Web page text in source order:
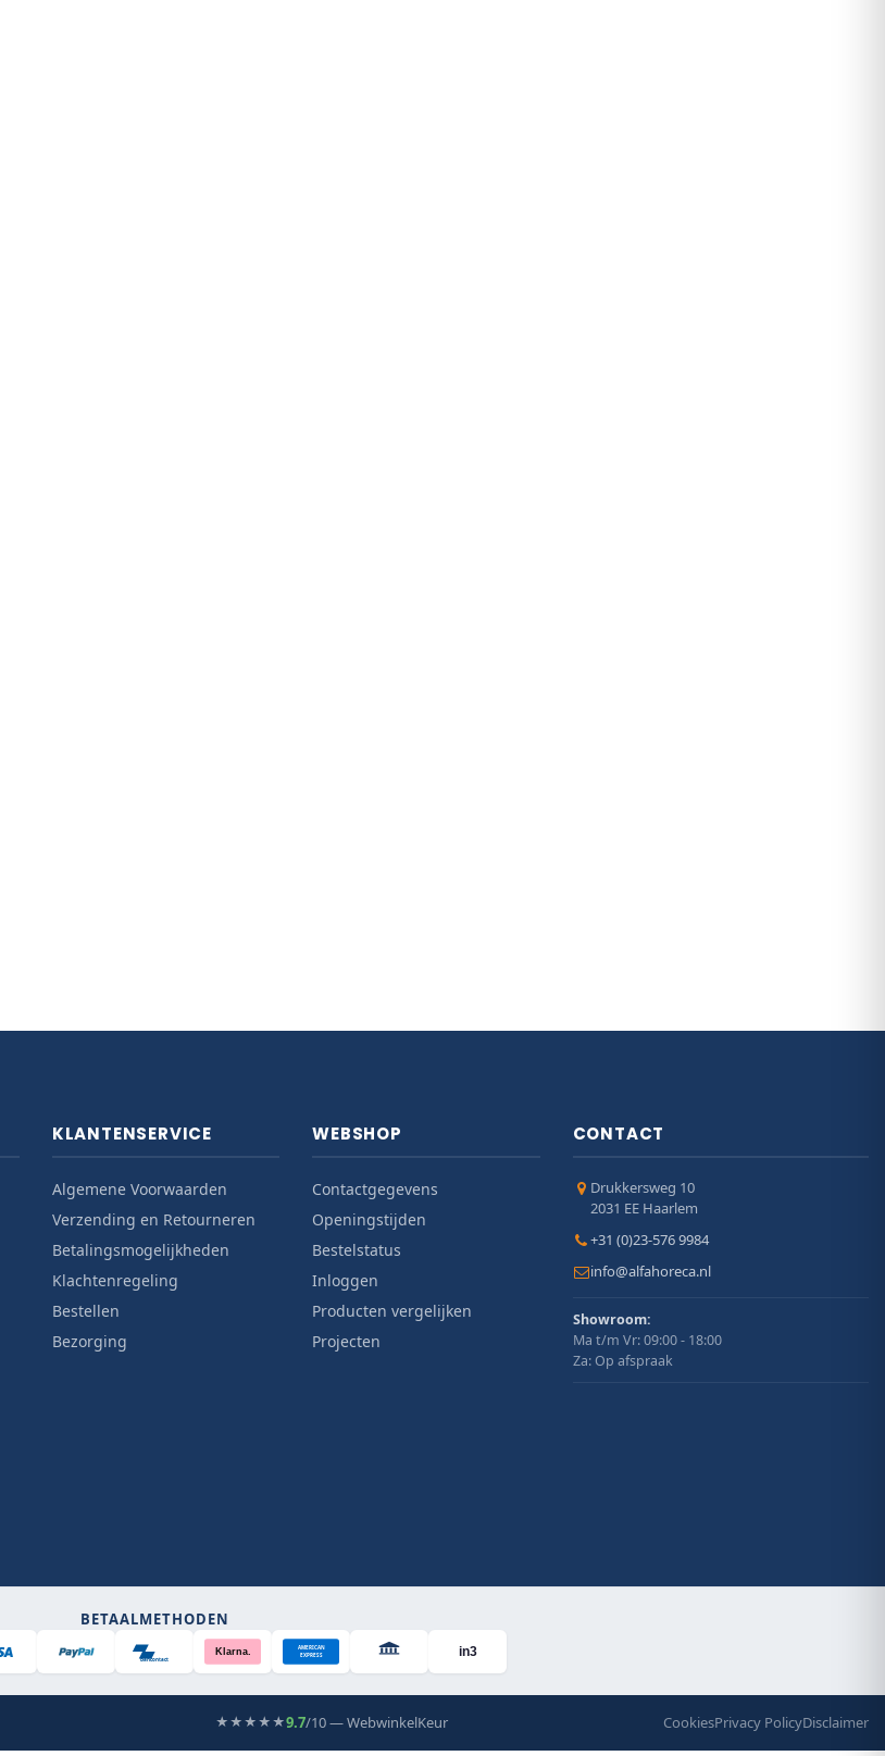
KLANTENSERVICE
Algemene Voorwaarden
Verzending en Retourneren
Betalingsmogelijkheden
Klachtenregeling
Bestellen
Bezorging
WEBSHOP
Contactgegevens
Openingstijden
Bestelstatus
Inloggen
Producten vergelijken
Projecten
CONTACT
Drukkersweg 10
2031 EE Haarlem
+31 (0)23-576 9984
info@alfahoreca.nl
Showroom:
Ma t/m Vr: 09:00 - 18:00
Za: Op afspraak
BETAALMETHODEN
Bancontact
Klarna. AMERICAN
EXPRESS in3
★★★★★9.7/10 — WebwinkelKeur CookiesPrivacy PolicyDisclaimer